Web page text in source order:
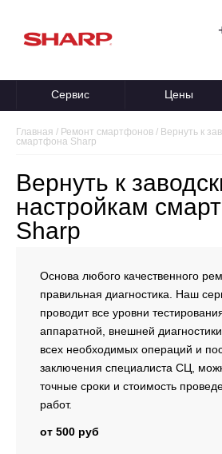
Сервис Цены
Главная / Ремонт смартфонов / Вернуть к
смартфона Sharp
Вернуть к
настройкам
Sharp
Основа любого качественного
правильная диагностика. Наш
проводит все уровни
аппаратной, внешней
всех необходимых операций и
заключения специалиста СЦ,
точные сроки и стоимость
работ.
от 500 руб